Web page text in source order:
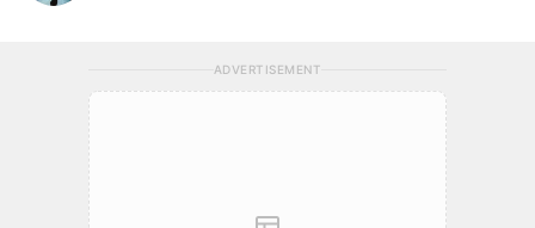
ADVERTISEMENT